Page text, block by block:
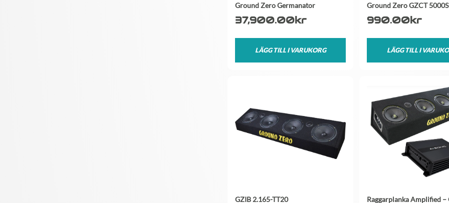
Ground Zero Germanator
37,900.00kr
LÄGG TILL I VARUKORG
Ground Zero GZCT
990.00kr
LÄGG TILL I
GZIB 2.165-TT20 Raggarplanka Amplified –